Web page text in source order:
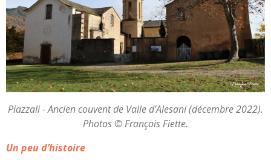
Piazzali - Ancien couvent de Valle d'Alesani (décembre 2022).
Photos © François Fiette.
Un peu d’histoire